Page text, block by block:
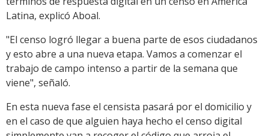
Latina, explicó Aboal.
"El censo logró llegar a buena parte de esos ciudadanos
y esto abre a una nueva etapa. Vamos a comenzar el
trabajo de campo intenso a partir de la semana que
viene", señaló.
En esta nueva fase el censista pasará por el domicilio y
en el caso de que alguien haya hecho el censo digital